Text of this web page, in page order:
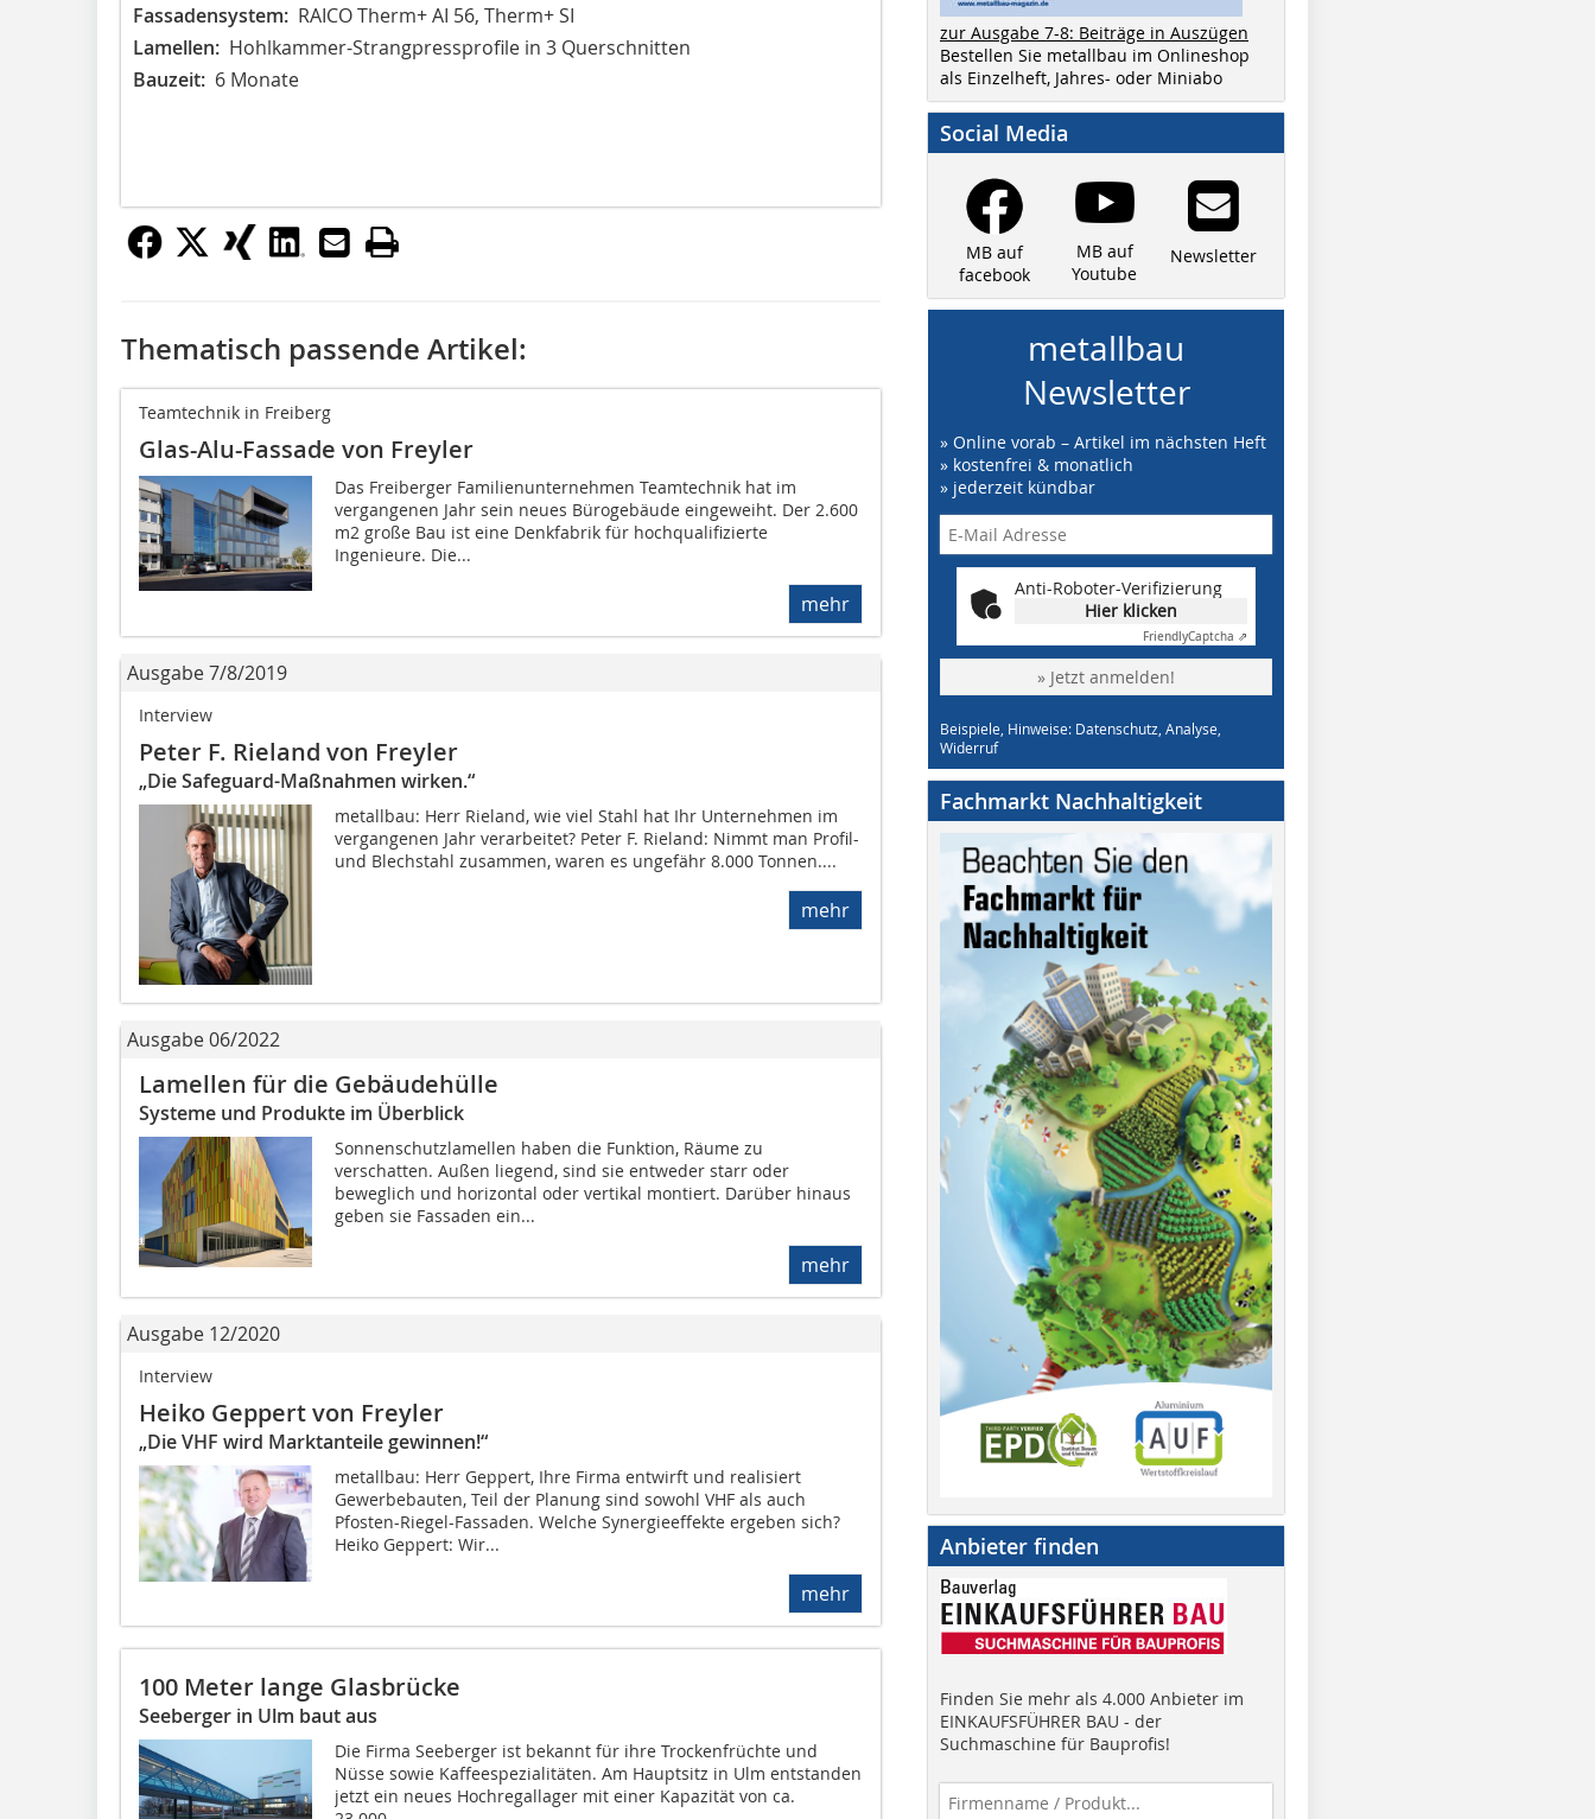
Fassadensystem: RAICO Therm+ AI 56, Therm+ SI
Lamellen: Hohlkammer-Strangpressprofile in 3 Querschnitten
Bauzeit: 6 Monate
Thematisch passende Artikel:
Teamtechnik in Freiberg
Glas-Alu-Fassade von Freyler
Das Freiberger Familienunternehmen Teamtechnik hat im
vergangenen Jahr sein neues Bürogebäude eingeweiht. Der 2.600
m2 große Bau ist eine Denkfabrik für hochqualifizierte
Ingenieure. Die...
mehr
Ausgabe 7/8/2019
Interview
Peter F. Rieland von Freyler
„Die Safeguard-Maßnahmen wirken.“
metallbau: Herr Rieland, wie viel Stahl hat Ihr Unternehmen im
vergangenen Jahr verarbeitet? Peter F. Rieland: Nimmt man Profil-
und Blechstahl zusammen, waren es ungefähr 8.000 Tonnen....
mehr
Ausgabe 06/2022
Lamellen für die Gebäudehülle
Systeme und Produkte im Überblick
Sonnenschutzlamellen haben die Funktion, Räume zu
verschatten. Außen liegend, sind sie entweder starr oder
beweglich und horizontal oder vertikal montiert. Darüber hinaus
geben sie Fassaden ein...
mehr
Ausgabe 12/2020
Interview
Heiko Geppert von Freyler
„Die VHF wird Marktanteile gewinnen!“
metallbau: Herr Geppert, Ihre Firma entwirft und realisiert
Gewerbebauten, Teil der Planung sind sowohl VHF als auch
Pfosten-Riegel-Fassaden. Welche Synergieeffekte ergeben sich?
Heiko Geppert: Wir...
mehr
100 Meter lange Glasbrücke
Seeberger in Ulm baut aus
Die Firma Seeberger ist bekannt für ihre Trockenfrüchte und
Nüsse sowie Kaffeespezialitäten. Am Hauptsitz in Ulm entstanden
jetzt ein neues Hochregallager mit einer Kapazität von ca.
zur Ausgabe 7-8: Beiträge in Auszügen
Bestellen Sie metallbau im Onlineshop
als Einzelheft, Jahres- oder Miniabo
Social Media
MB auf
facebook
MB auf
Youtube
Newsletter
metallbau
Newsletter
» Online vorab – Artikel im nächsten Heft
» kostenfrei & monatlich
» jederzeit kündbar
Anti-Roboter-Verifizierung
Hier klicken
FriendlyCaptcha ⇗
» Jetzt anmelden!
Beispiele, Hinweise: Datenschutz, Analyse,
Widerruf
Fachmarkt Nachhaltigkeit
Anbieter finden
Finden Sie mehr als 4.000 Anbieter im
EINKAUFSFÜHRER BAU - der
Suchmaschine für Bauprofis!